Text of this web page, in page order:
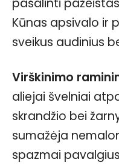
Kūnas apsivalo ir
sveikus audinius
Virškinimo
aliejai švelniai
skrandžio bei
sumažėja
spazmai